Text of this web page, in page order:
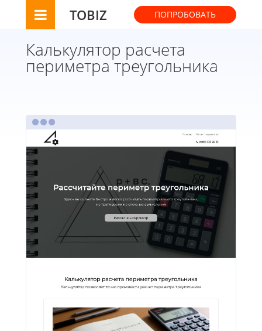
TOBIZ ПОПРОБОВАТЬ
Калькулятор расчета
периметра треугольника